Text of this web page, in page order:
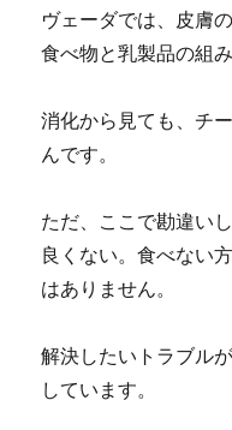
ヴェーダでは、皮膚
食べ物と乳製品の組
消化から見ても、チ
んです。
ただ、ここで勘違い
良くない。食べない
はありません。
解決したいトラブル
しています。